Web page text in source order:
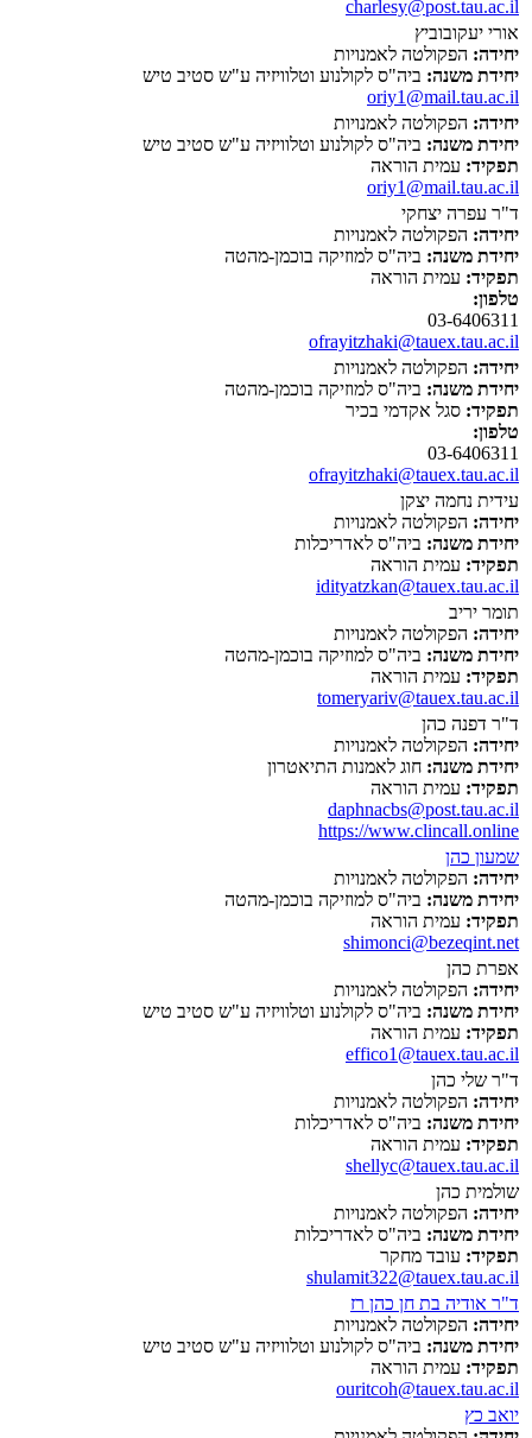
charlesy@post.tau.ac.il
אורי יעקובוביץ
יחידה: הפקולטה לאמנויות
יחידת משנה: ביה"ס לקולנוע וטלוויזיה ע"ש סטיב טיש
oriy1@mail.tau.ac.il
יחידה: הפקולטה לאמנויות
יחידת משנה: ביה"ס לקולנוע וטלוויזיה ע"ש סטיב טיש
תפקיד: עמית הוראה
oriy1@mail.tau.ac.il
ד"ר עפרה יצחקי
יחידה: הפקולטה לאמנויות
יחידת משנה: ביה"ס למוזיקה בוכמן-מהטה
תפקיד: עמית הוראה
טלפון:
03-6406311
ofrayitzhaki@tauex.tau.ac.il
יחידה: הפקולטה לאמנויות
יחידת משנה: ביה"ס למוזיקה בוכמן-מהטה
תפקיד: סגל אקדמי בכיר
טלפון:
03-6406311
ofrayitzhaki@tauex.tau.ac.il
עידית נחמה יצקן
יחידה: הפקולטה לאמנויות
יחידת משנה: ביה"ס לאדריכלות
תפקיד: עמית הוראה
idityatzkan@tauex.tau.ac.il
תומר יריב
יחידה: הפקולטה לאמנויות
יחידת משנה: ביה"ס למוזיקה בוכמן-מהטה
תפקיד: עמית הוראה
tomeryariv@tauex.tau.ac.il
ד"ר דפנה כהן
יחידה: הפקולטה לאמנויות
יחידת משנה: חוג לאמנות התיאטרון
תפקיד: עמית הוראה
daphnacbs@post.tau.ac.il
https://www.clincall.online
שמעון כהן
יחידה: הפקולטה לאמנויות
יחידת משנה: ביה"ס למוזיקה בוכמן-מהטה
תפקיד: עמית הוראה
shimonci@bezeqint.net
אפרת כהן
יחידה: הפקולטה לאמנויות
יחידת משנה: ביה"ס לקולנוע וטלוויזיה ע"ש סטיב טיש
תפקיד: עמית הוראה
effico1@tauex.tau.ac.il
ד"ר שלי כהן
יחידה: הפקולטה לאמנויות
יחידת משנה: ביה"ס לאדריכלות
תפקיד: עמית הוראה
shellyc@tauex.tau.ac.il
שולמית כהן
יחידה: הפקולטה לאמנויות
יחידת משנה: ביה"ס לאדריכלות
תפקיד: עובד מחקר
shulamit322@tauex.tau.ac.il
ד"ר אודיה בת חן כהן רז
יחידה: הפקולטה לאמנויות
יחידת משנה: ביה"ס לקולנוע וטלוויזיה ע"ש סטיב טיש
תפקיד: עמית הוראה
ouritcoh@tauex.tau.ac.il
יואב כץ